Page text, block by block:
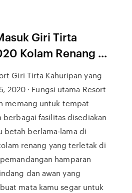
Giri Tirta
Kolam Renang ...
Giri Tirta Kahuripan yang
2020 · Fungsi utama Resort
memang untuk tempat
fasilitas disediakan
betah berlama-lama di
renang yang terletak di
hamparan
dan awan yang
mata kamu segar untuk